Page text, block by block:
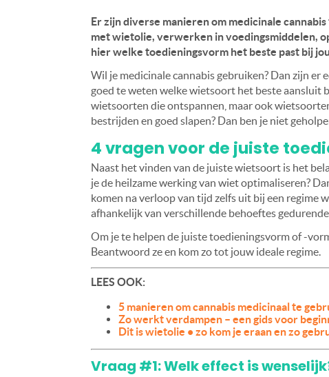
Er zijn diverse manieren om medicinale
met wietolie, verwerken in voedingsmiddelen,
hier welke toedieningsvorm het beste past bij
Wil je medicinale cannabis gebruiken? Dan zijn er
goed te weten welke wietsoort het beste aansluit
wietsoorten die ontspannen, maar ook
bestrijden en goed slapen? Dan ben je niet
4 vragen voor de juiste
Naast het vinden van de juiste wietsoort is het
je de heilzame werking van wiet optimaliseren?
komen na verloop van tijd zelfs uit bij een regime
afhankelijk van verschillende behoeftes gedurende
Om je te helpen de juiste toedieningsvorm of -
Beantwoord ze en kom zo tot jouw ideale regime.
LEES OOK:
5 manieren om cannabis medicinaal te
Zo werkt verdampen – een gids voor
Dit is wietolie • zo kom je eraan en zo
Vraag #1: Welk effect is